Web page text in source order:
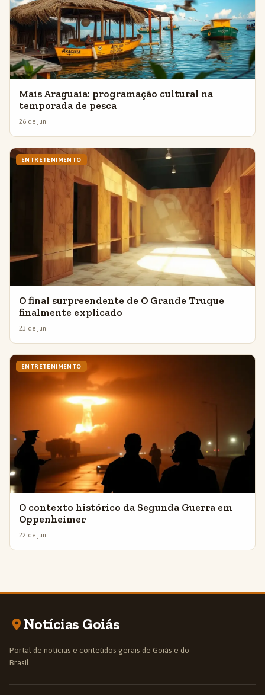
Mais Araguaia: programação cultural na
temporada de pesca
26 de jun.
ENTRETENIMENTO
O final surpreendente de O Grande Truque
finalmente explicado
23 de jun.
ENTRETENIMENTO
O contexto histórico da Segunda Guerra em
Oppenheimer
22 de jun.
Notícias Goiás
Portal de notícias e conteúdos gerais de Goiás e do
Brasil